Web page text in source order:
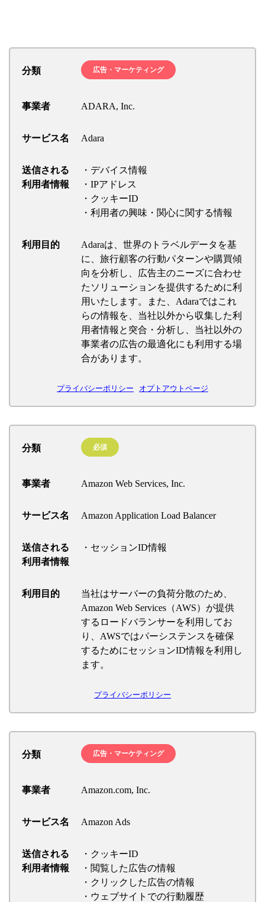
分類 広告・マーケティング
事業者 ADARA, Inc.
サービス名 Adara
送信される
利用者情報
・デバイス情報
・IPアドレス
・クッキーID
・利用者の興味・関心に関する情報
利用目的
Adaraは、世界のトラベルデータを基
に、旅行顧客の行動パターンや購買傾
向を分析し、広告主のニーズに合わせ
たソリューションを提供するために利
用いたします。また、Adaraではこれ
らの情報を、当社以外から収集した利
用者情報と突合・分析し、当社以外の
事業者の広告の最適化にも利用する場
合があります。
プライバシーポリシー オプトアウトページ
分類 必須
事業者 Amazon Web Services, Inc.
サービス名 Amazon Application Load Balancer
送信される
利用者情報
・セッションID情報
利用目的
当社はサーバーの負荷分散のため、
Amazon Web Services（AWS）が提供
するロードバランサーを利用してお
り、AWSではパーシステンスを確保
するためにセッションID情報を利用し
ます。
プライバシーポリシー
分類 広告・マーケティング
事業者 Amazon.com, Inc.
サービス名 Amazon Ads
送信される
利用者情報
・クッキーID
・閲覧した広告の情報
・クリックした広告の情報
・ウェブサイトでの行動履歴